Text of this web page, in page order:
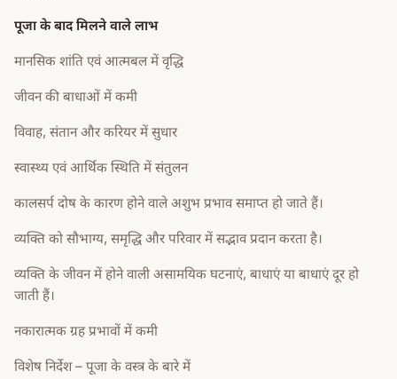
पूजा के बाद मिलने वाले लाभ
मानसिक शांति एवं आत्मबल में वृद्धि
जीवन की बाधाओं में कमी
विवाह, संतान और करियर में सुधार
स्वास्थ्य एवं आर्थिक स्थिति में संतुलन
कालसर्प दोष के कारण होने वाले अशुभ प्रभाव समाप्त हो जाते हैं।
व्यक्ति को सौभाग्य, समृद्धि और परिवार में सद्भाव प्रदान करता है।
व्यक्ति के जीवन में होने वाली असामयिक घटनाएं, बाधाएं या बाधाएं दूर हो
जाती हैं।
नकारात्मक ग्रह प्रभावों में कमी
विशेष निर्देश – पूजा के वस्त्र के बारे में